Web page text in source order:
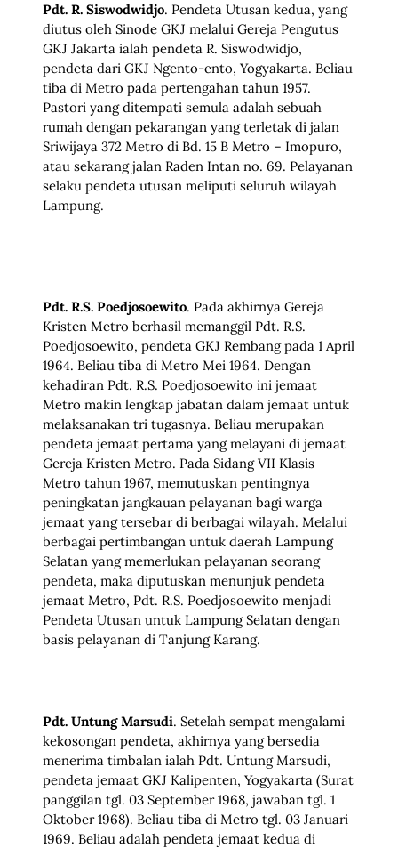
Pdt. R. Siswodwidjo. Pendeta Utusan kedua, yang
diutus oleh Sinode GKJ melalui Gereja Pengutus
GKJ Jakarta ialah pendeta R. Siswodwidjo,
pendeta dari GKJ Ngento-ento, Yogyakarta. Beliau
tiba di Metro pada pertengahan tahun 1957.
Pastori yang ditempati semula adalah sebuah
rumah dengan pekarangan yang terletak di jalan
Sriwijaya 372 Metro di Bd. 15 B Metro – Imopuro,
atau sekarang jalan Raden Intan no. 69. Pelayanan
selaku pendeta utusan meliputi seluruh wilayah
Lampung.
Pdt. R.S. Poedjosoewito. Pada akhirnya Gereja
Kristen Metro berhasil memanggil Pdt. R.S.
Poedjosoewito, pendeta GKJ Rembang pada 1 April
1964. Beliau tiba di Metro Mei 1964. Dengan
kehadiran Pdt. R.S. Poedjosoewito ini jemaat
Metro makin lengkap jabatan dalam jemaat untuk
melaksanakan tri tugasnya. Beliau merupakan
pendeta jemaat pertama yang melayani di jemaat
Gereja Kristen Metro. Pada Sidang VII Klasis
Metro tahun 1967, memutuskan pentingnya
peningkatan jangkauan pelayanan bagi warga
jemaat yang tersebar di berbagai wilayah. Melalui
berbagai pertimbangan untuk daerah Lampung
Selatan yang memerlukan pelayanan seorang
pendeta, maka diputuskan menunjuk pendeta
jemaat Metro, Pdt. R.S. Poedjosoewito menjadi
Pendeta Utusan untuk Lampung Selatan dengan
basis pelayanan di Tanjung Karang.
Pdt. Untung Marsudi. Setelah sempat mengalami
kekosongan pendeta, akhirnya yang bersedia
menerima timbalan ialah Pdt. Untung Marsudi,
pendeta jemaat GKJ Kalipenten, Yogyakarta (Surat
panggilan tgl. 03 September 1968, jawaban tgl. 1
Oktober 1968). Beliau tiba di Metro tgl. 03 Januari
1969. Beliau adalah pendeta jemaat kedua di